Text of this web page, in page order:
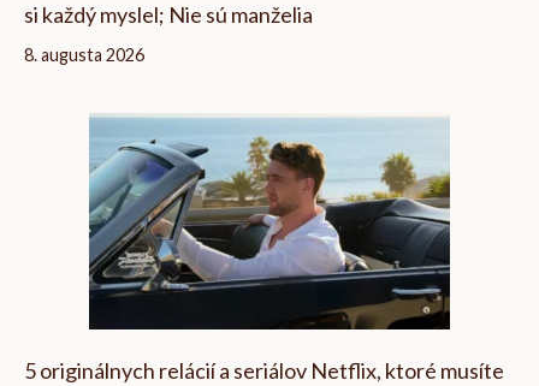
si každý myslel; Nie sú manželia
8. augusta 2026
5 originálnych relácií a seriálov Netflix, ktoré musíte